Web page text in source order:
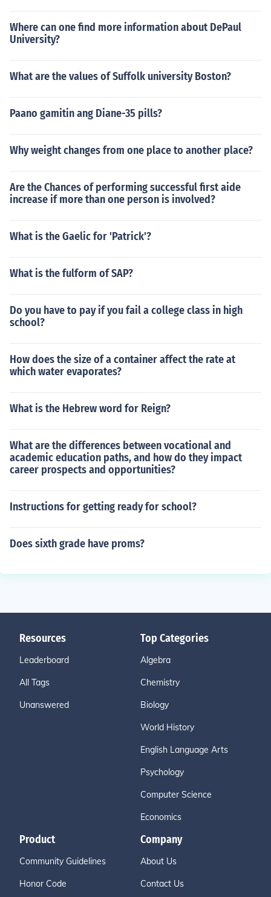
Where can one find more information about DePaul
University?
What are the values of Suffolk university Boston?
Paano gamitin ang Diane-35 pills?
Why weight changes from one place to another place?
Are the Chances of performing successful first aide
increase if more than one person is involved?
What is the Gaelic for 'Patrick'?
What is the fulform of SAP?
Do you have to pay if you fail a college class in high
school?
How does the size of a container affect the rate at
which water evaporates?
What is the Hebrew word for Reign?
What are the differences between vocational and
academic education paths, and how do they impact
career prospects and opportunities?
Instructions for getting ready for school?
Does sixth grade have proms?
Resources
Leaderboard
All Tags
Unanswered
Top Categories
Algebra
Chemistry
Biology
World History
English Language Arts
Psychology
Computer Science
Economics
Product
Community Guidelines
Honor Code
Company
About Us
Contact Us